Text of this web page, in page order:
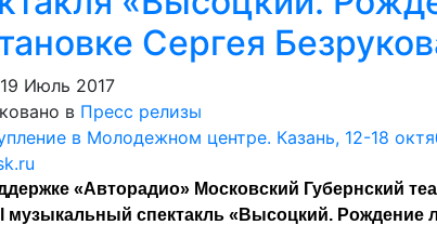
Сергея
Июль 2017
в Пресс релизы
«Авторадио» Московский Губернский
музыкальный спектакль «Высоцкий. Рождение